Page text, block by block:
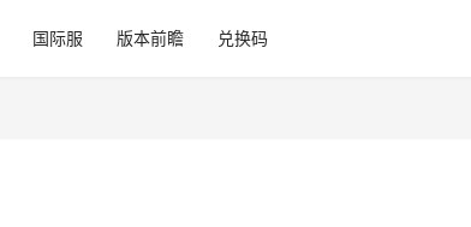
国际服 版本前瞻 兑换码